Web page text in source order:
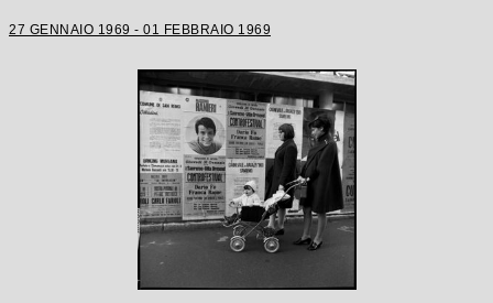
27 GENNAIO 1969 - 01 FEBBRAIO 1969